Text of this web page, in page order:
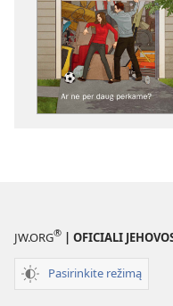
JW.ORG® | OFICIALI
Pasirinkite režimą